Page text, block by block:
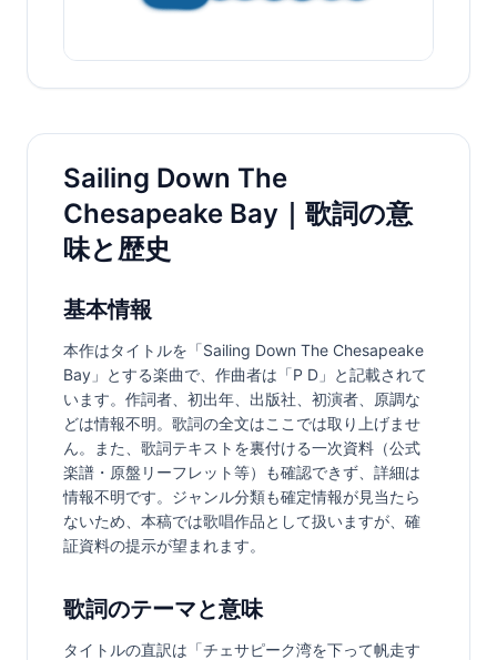
Sailing Down The
Chesapeake Bay｜歌詞の意
味と歴史
基本情報
本作はタイトルを「Sailing Down The Chesapeake
Bay」とする楽曲で、作曲者は「P D」と記載されて
います。作詞者、初出年、出版社、初演者、原調な
どは情報不明。歌詞の全文はここでは取り上げませ
ん。また、歌詞テキストを裏付ける一次資料（公式
楽譜・原盤リーフレット等）も確認できず、詳細は
情報不明です。ジャンル分類も確定情報が見当たら
ないため、本稿では歌唱作品として扱いますが、確
証資料の提示が望まれます。
歌詞のテーマと意味
タイトルの直訳は「チェサピーク湾を下って帆走す